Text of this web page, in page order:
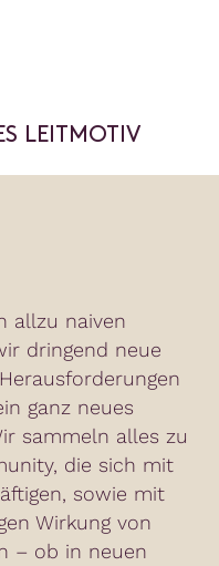
LEITMOTIV
allzu naiven
dringend neue
ganz neues
sammeln alles zu
die sich mit
sowie mit
Wirkung von
– ob in neuen